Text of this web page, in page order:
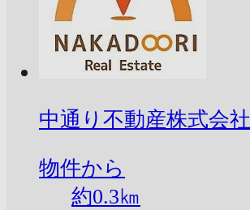
中通り不動産株式会社
物件から
約0.3㎞